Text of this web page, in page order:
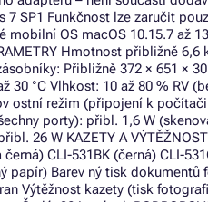
7 SP1 Funkčnost lze zaručit
mobilní OS macOS 10.15.7 až
Hmotnost přibližně
Přibližně 372 × 651 ×
30 °C Vlhkost: 10 až 80 % RV
ostní režim (připojení k
porty): přibl. 1,6 W
26 W KAZETY A
CLI-531BK (černá) CLI-
papír) Barev ný tisk dokumentů
Výtěžnost kazety (tisk